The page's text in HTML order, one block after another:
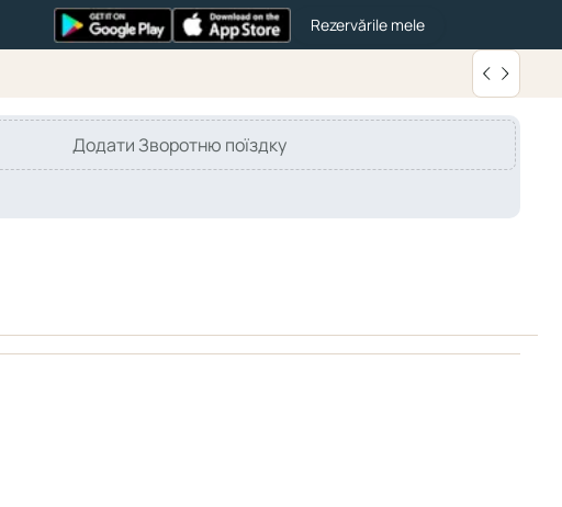
Rezervările mele
Додати Зворотню поїздку